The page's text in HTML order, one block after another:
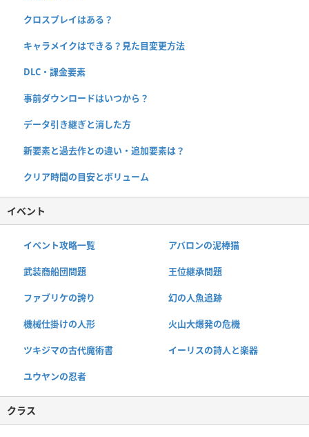
クロスプレイはある？
キャラメイクはできる？見た目変更方法
DLC・課金要素
事前ダウンロードはいつから？
データ引き継ぎと消した方
新要素と過去作との違い・追加要素は？
クリア時間の目安とボリューム
イベント
イベント攻略一覧 アバロンの泥棒猫
武装商船団問題 王位継承問題
ファブリケの誇り 幻の人魚追跡
機械仕掛けの人形 火山大爆発の危機
ツキジマの古代魔術書 イーリスの詩人と楽器
ユウヤンの忍者
クラス